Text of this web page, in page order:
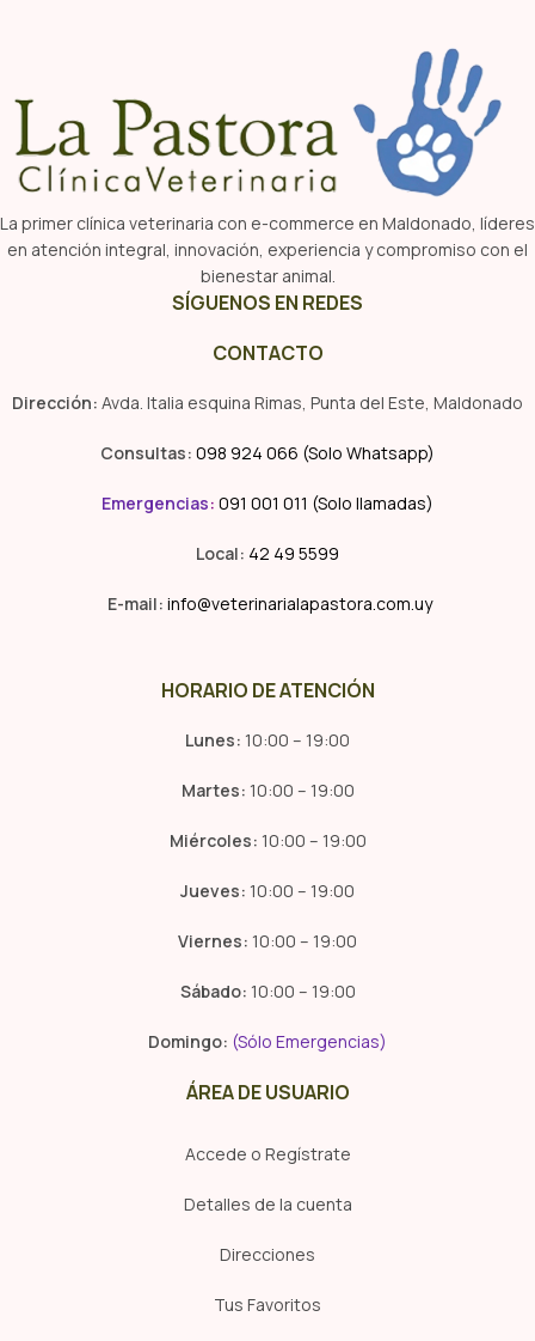
La primer clínica veterinaria con e-commerce en Maldonado, líderes
en atención integral, innovación, experiencia y compromiso con el
bienestar animal.
SÍGUENOS EN REDES
CONTACTO
Dirección: Avda. Italia esquina Rimas, Punta del Este, Maldonado
Consultas: 098 924 066 (Solo Whatsapp)
Emergencias: 091 001 011 (Solo llamadas)
Local: 42 49 5599
E-mail: info@veterinarialapastora.com.uy
HORARIO DE ATENCIÓN
Lunes: 10:00 – 19:00
Martes: 10:00 – 19:00
Miércoles: 10:00 – 19:00
Jueves: 10:00 – 19:00
Viernes: 10:00 – 19:00
Sábado: 10:00 – 19:00
Domingo: (Sólo Emergencias)
ÁREA DE USUARIO
Accede o Regístrate
Detalles de la cuenta
Direcciones
Tus Favoritos